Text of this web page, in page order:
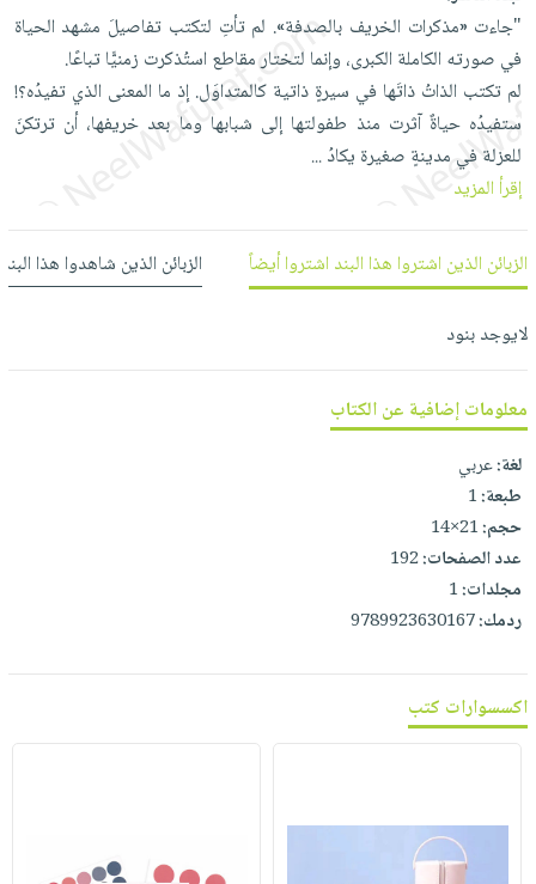
العناية
بالأسنان
الحمية
والتغذية
أدوات
المائدة
الأوعية
والتخزين
أدوات
المطبخ
الأكثر
العودة
للمدارس
اكسسوارات
كتب
اكسسوارات
منزلية
اكسسوارات
ملابس
مطرزات
حقائب
حلي
عناية
بالذات
صابون
أطفال
مناسبات
شحن
مجاني
بنود
مختارة
اشتراكات
كل
صندوق
القراءة
iKitab
بحث
متقدم
نيل
وفرات
عن
سياسة
الشركة
فيديوهات
أسئلة
يتكرر
خدمات
نيل
كتابك
تواصل
حسابك
لائحة
الأمنيات
عربة
التسوق
الإصدارات
"جاءت «مذكرات الخريف بالصدفة». لم تأتِ لتكتب تفاصيلَ مشهد الحياة
في صورته الكاملة الكبرى، وإنما لتختار مقاطع استُذكرت زمنيًّا تباعًا.
لم تكتب الذاتُ ذاتَها في سيرةٍ ذاتية كالمتداوَل. إذ ما المعنى الذي تفيدُه؟!
ستفيدُه حياةٌ آثرت منذ طفولتها إلى شبابها وما بعد خريفها، أن ترتكنَ
للعزلة في مدينةٍ صغيرة يكادُ...
إقرأ المزيد
الزبائن الذين اشتروا هذا البند اشتروا أيضاً الزبائن الذين شاهدوا هذا
لايوجد بنود
معلومات إضافية عن الكتاب
لغة:عربي
طبعة:1
حجم:21×14
عدد الصفحات:192
مجلدات:1
ردمك:9789923630167
اكسسوارات كتب